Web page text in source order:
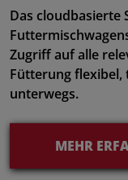
Das cloudbasierte
Zugriff auf alle
Fütterung flexibel,
unterwegs.
MEHR